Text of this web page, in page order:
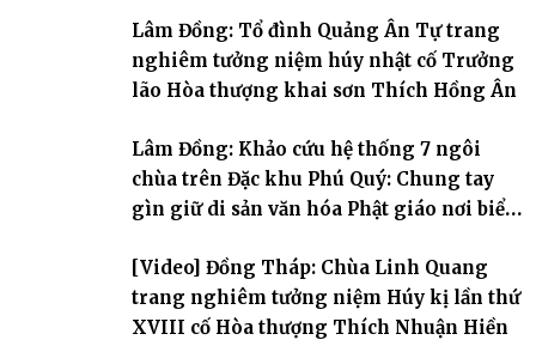
Lâm Đồng: Tổ đình Quảng Ân Tự trang
nghiêm tưởng niệm húy nhật cố Trưởng
lão Hòa thượng khai sơn Thích Hồng Ân
Lâm Đồng: Khảo cứu hệ thống 7 ngôi
chùa trên Đặc khu Phú Quý: Chung tay
gìn giữ di sản văn hóa Phật giáo nơi biển
[Video] Đồng Tháp: Chùa Linh Quang
trang nghiêm tưởng niệm Húy kị lần thứ
XVIII cố Hòa thượng Thích Nhuận Hiền